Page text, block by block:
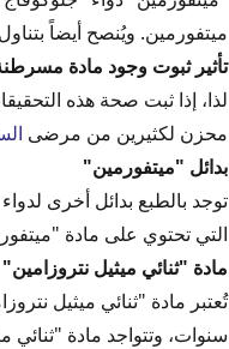
ميتفورمين. ويُنصح أيضاً
تأثير ثبوت وجود مادة
لذا، إذا ثبت صحة هذه
محزن لكثيرين من مرضى
بدائل "ميتفورمين"
توجد بالطبع بدائل أخرى
التي تحتوي على مادة
مادة "ثنائي ميثيل نتروزامين"
سنوات، وتتواجد مادة "ثنائي